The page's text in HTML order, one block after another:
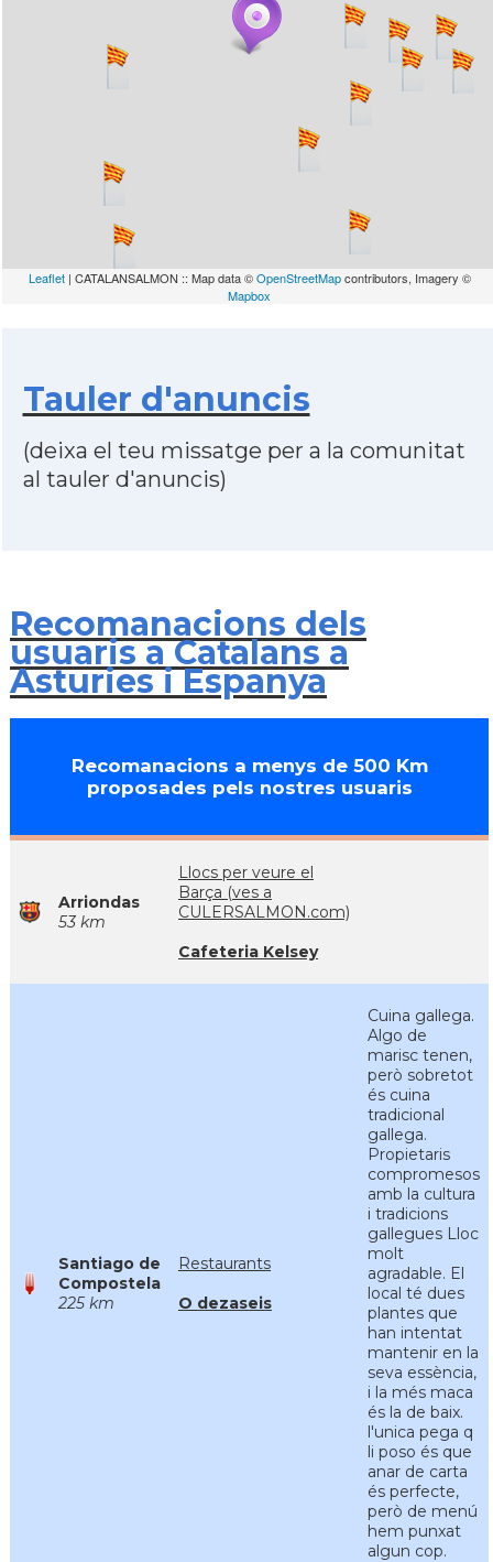
Leaflet| CATALANSALMON :: Map data ©OpenStreetMapcontributors, Imagery ©
Mapbox
Tauler d'anuncis
(deixa el teu missatge per a la comunitat
al tauler d'anuncis)
Recomanacions dels
usuaris a Catalans a
Asturies i Espanya
Recomanacions a menys de 500 Km
proposades pels nostres usuaris
Arriondas
53 km
Llocs per veure el
Barça (ves a
CULERSALMON.com)
Cafeteria Kelsey
Santiago de
Compostela
225 km
Restaurants
O dezaseis
Cuina gallega.
Algo de
marisc tenen,
però sobretot
és cuina
tradicional
gallega.
Propietaris
compromesos
amb la cultura
i tradicions
gallegues Lloc
molt
agradable. El
local té dues
plantes que
han intentat
mantenir en la
seva essència,
i la més maca
és la de baix.
l'unica pega q
li poso és que
anar de carta
és perfecte,
però de menú
hem punxat
algun cop.